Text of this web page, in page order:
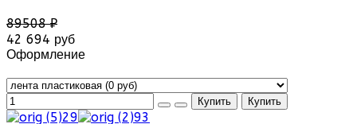
89508 ₽
42 694 руб
Оформление